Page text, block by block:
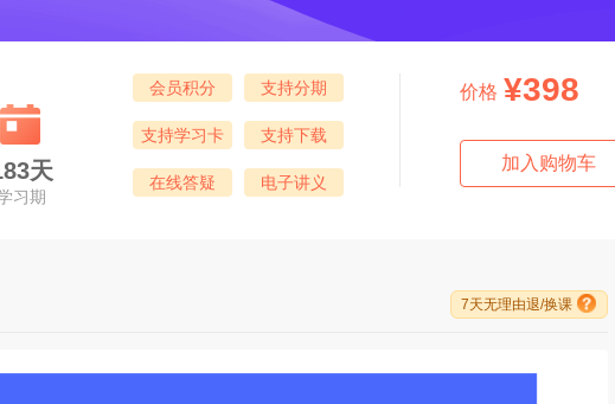
天
习期
会员积分 支持分期
支持学习卡 支持下载
在线答疑 电子讲义
价格 ¥398
加入购物车
7天无理由退/换课